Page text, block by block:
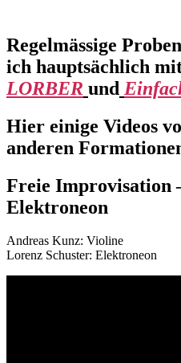
Regelmässige
ich hauptsächlich
LORBER und
Hier einige Videos
anderen
Freie Improvisation
Elektroneon
Andreas Kunz: Violine
Lorenz Schuster: Elektroneon